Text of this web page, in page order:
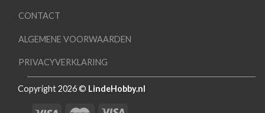
CONTACT
ALGEMENE VOORWAARDEN
PRIVACYVERKLARING
Copyright 2026 © LindeHobby.nl